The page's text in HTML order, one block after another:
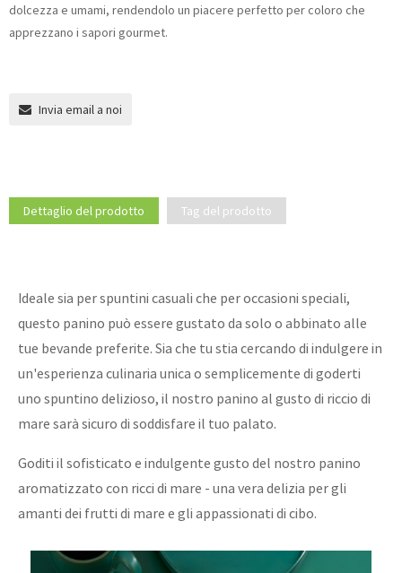
dolcezza e umami, rendendolo un piacere perfetto per coloro che
apprezzano i sapori gourmet.
Invia email a noi
Dettaglio del prodotto Tag del prodotto
Ideale sia per spuntini casuali che per occasioni speciali,
questo panino può essere gustato da solo o abbinato alle
tue bevande preferite. Sia che tu stia cercando di indulgere in
un'esperienza culinaria unica o semplicemente di goderti
uno spuntino delizioso, il nostro panino al gusto di riccio di
mare sarà sicuro di soddisfare il tuo palato.
Goditi il ​​sofisticato e indulgente gusto del nostro panino
aromatizzato con ricci di mare - una vera delizia per gli
amanti dei frutti di mare e gli appassionati di cibo.